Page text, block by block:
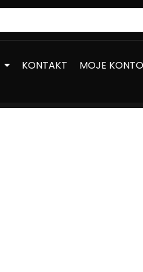
KONTAKT MOJE KONTO